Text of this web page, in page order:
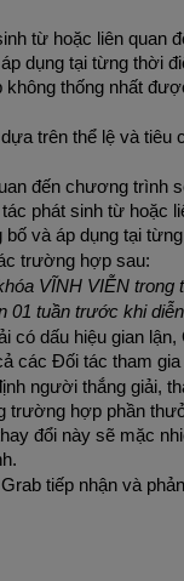
từ hoặc liên quan
dụng tại từng thời
thống nhất
trên thể lệ và
đến chương trình
phát sinh từ hoặc
và áp dụng tại
trường hợp sau:
VĨNH VIỄN trong
01 tuần trước khi
dấu hiệu gian lận,
các Đối tác tham
người thắng giải,
hợp phần
đổi này sẽ mặc
tiếp nhận và